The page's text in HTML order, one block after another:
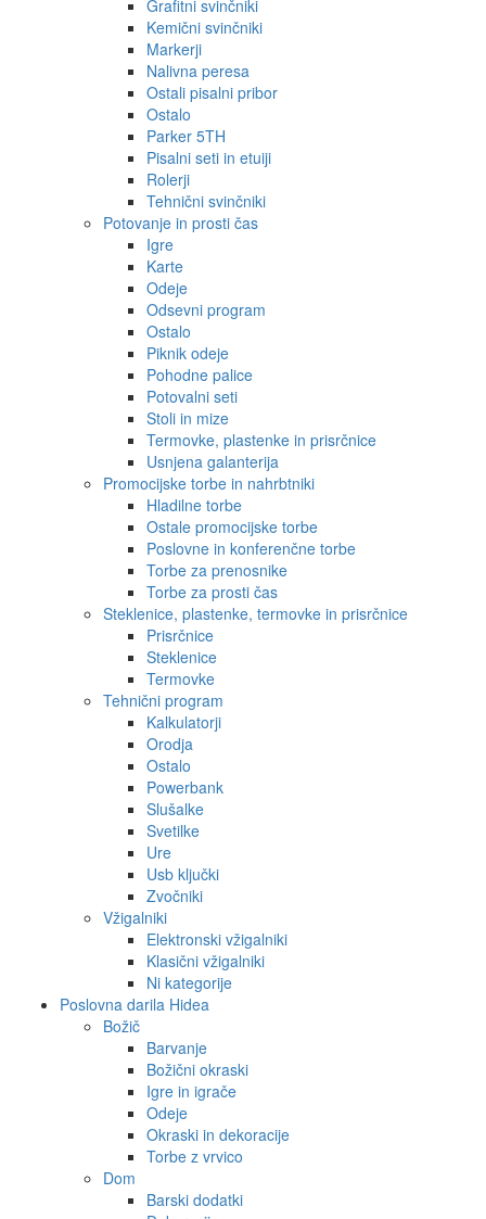
Grafitni svinčniki
Kemični svinčniki
Markerji
Nalivna peresa
Ostali pisalni pribor
Ostalo
Parker 5TH
Pisalni seti in etuiji
Rolerji
Tehnični svinčniki
Potovanje in prosti čas
Igre
Karte
Odeje
Odsevni program
Ostalo
Piknik odeje
Pohodne palice
Potovalni seti
Stoli in mize
Termovke, plastenke in prisrčnice
Usnjena galanterija
Promocijske torbe in nahrbtniki
Hladilne torbe
Ostale promocijske torbe
Poslovne in konferenčne torbe
Torbe za prenosnike
Torbe za prosti čas
Steklenice, plastenke, termovke in prisrčnice
Prisrčnice
Steklenice
Termovke
Tehnični program
Kalkulatorji
Orodja
Ostalo
Powerbank
Slušalke
Svetilke
Ure
Usb ključki
Zvočniki
Vžigalniki
Elektronski vžigalniki
Klasični vžigalniki
Ni kategorije
Poslovna darila Hidea
Božič
Barvanje
Božični okraski
Igre in igrače
Odeje
Okraski in dekoracije
Torbe z vrvico
Dom
Barski dodatki